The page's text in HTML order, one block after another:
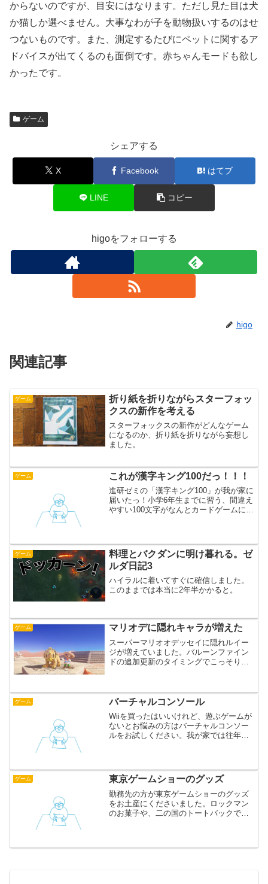
からないのですが、目安にはなります。ただし見た目は犬
か猫しか選べません。大事なわが子を動物扱いするのはせ
つないものです。また、測定するたびにペットに関するア
ドバイスが出てくるのも面倒です。赤ちゃんモードも欲し
かったです。
ゲーム
シェアする
X Facebook はてブ
LINE コピー
higoをフォローする
higo
関連記事
ゲーム
折り紙を折りながらスターフォッ
クスの新作を考える
スターフォックスの新作がどんなゲーム
になるのか、折り紙を折りながら妄想し
ました。
ゲーム これが漢字キング100だっ！！！
進研ゼミの「漢字キング100」が我が家に
届いたっ！小学6年生までに習う、間違え
やすい100文字がなんとカードゲームにパ
末さっそく子供...
ゲーム
料理とバクダンに明け暮れる。ゼ
ルダ日記3
ハイラルに着いてすぐに確信しました。
このままでは本当に2年半かかると。
ゲーム マリオデに隠れキャラが増えた
スーパーマリオオデッセイに隠れルイー
ジが増えていました。バルーンファイン
ドの追加更新のタイミングでこっそり追
ゲーム バーチャルコンソール
Wiiを買ったはいいけれど、遊ぶゲームが
ないとお悩みの方はバーチャルコンソー
ルをお試しください。我が家では往年の
で、ボンバーマンの...
ゲーム 東京ゲームショーのグッズ
勤務先の方が東京ゲームショーのグッズ
をお土産にくださいました。ロックマン
のお菓子や、二の国のトートバックで
ム機はもうおしまい」とい...